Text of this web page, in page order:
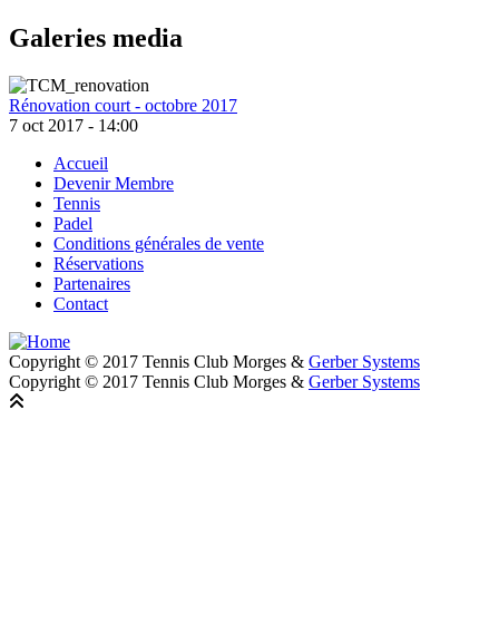
Galeries media
Rénovation court - octobre 2017
7 oct 2017 - 14:00
Footer
Accueil
Devenir Membre
Tennis
Padel
Conditions générales de vente
Réservations
Partenaires
Contact
Copyright © 2017 Tennis Club Morges & Gerber Systems
Copyright © 2017 Tennis Club Morges & Gerber Systems